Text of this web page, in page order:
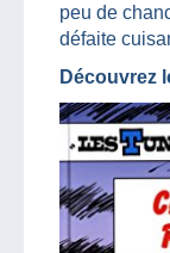
peu de
défaite
Découvrez